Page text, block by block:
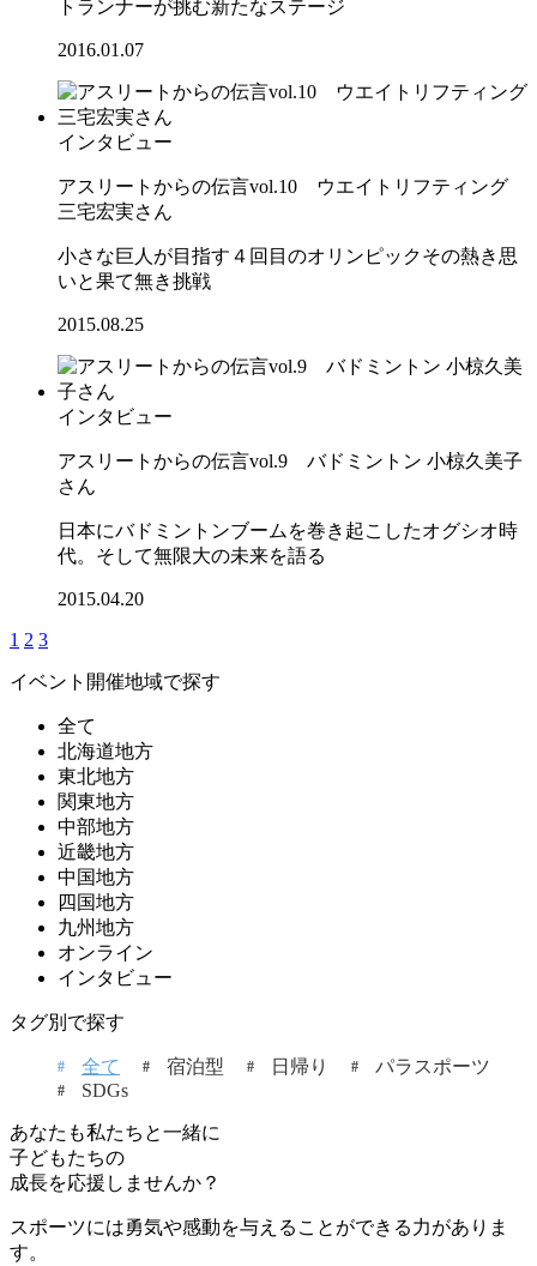
トランナーが挑む新たなステージ
2016.01.07
インタビュー
アスリートからの伝言vol.10 ウエイトリフティング
三宅宏実さん
小さな巨人が目指す４回目のオリンピックその熱き思
いと果て無き挑戦
2015.08.25
インタビュー
アスリートからの伝言vol.9 バドミントン 小椋久美子
さん
日本にバドミントンブームを巻き起こしたオグシオ時
代。そして無限大の未来を語る
2015.04.20
1 2 3
イベント開催地域で探す
全て
北海道地方
東北地方
関東地方
中部地方
近畿地方
中国地方
四国地方
九州地方
オンライン
インタビュー
タグ別で探す
全て 宿泊型 日帰り
パラスポーツ
SDGs
あなたも私たちと一緒に
子どもたちの
成長を応援しませんか？
スポーツには勇気や感動を与えることができる力がありま
す。